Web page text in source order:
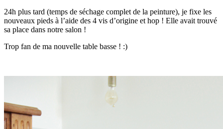
24h plus tard (temps de séchage complet de la peinture), je fixe les
nouveaux pieds à l’aide des 4 vis d’origine et hop ! Elle avait trouvé
sa place dans notre salon !
Trop fan de ma nouvelle table basse ! :)